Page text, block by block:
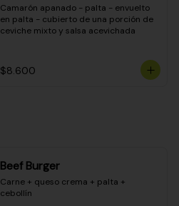
Camarón apanado - palta - envuelto
en palta - cubierto de una porción de
ceviche mixto y salsa acevichada
$8.600
Beef Burger
Carne + queso crema + palta +
cebollín